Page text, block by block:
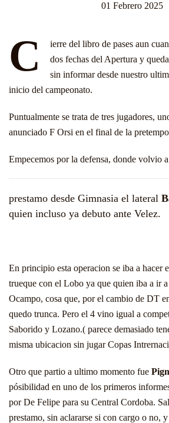
01 Febrero 2025
C
ierre del libro de pases aun
dos fechas del Apertura y
sin informar desde nuestro
inicio del campeonato.
Puntualmente se trata de tres jugadores,
anunciado F Orsi en el final de la
Empecemos por la defensa, donde volvio a
prestamo desde Gimnasia el lateral
quien incluso ya debuto ante Velez.
En principio esta operacion se iba a hacer
trueque con el Lobo ya que quien iba a ir
Ocampo, cosa que, por el cambio de DT
quedo trunca. Pero el 4 vino igual a
Saborido y Lozano.( parece demasiado
misma ubicacion sin jugar Copas
Otro que partio a ultimo momento fue
pósibilidad en uno de los primeros
por De Felipe para su Central Cordoba.
prestamo, sin aclararse si con cargo o no,